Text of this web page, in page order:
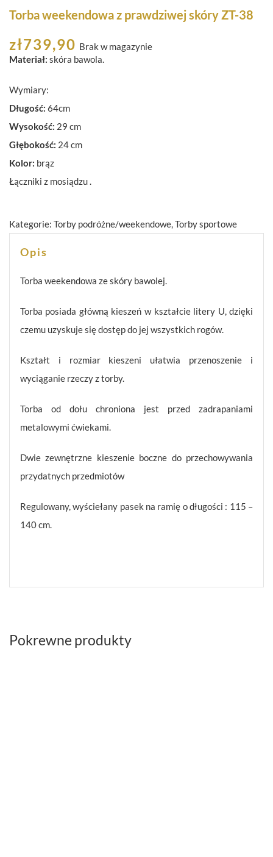
Torba weekendowa z prawdziwej skóry ZT-38
zł739,90 Brak w magazynie
Materiał: skóra bawola.
Wymiary:
Długość: 64cm
Wysokość: 29 cm
Głębokość: 24 cm
Kolor: brąz
Łączniki z mosiądzu .
Kategorie: Torby podróżne/weekendowe,Torby sportowe
Opis
Torba weekendowa ze skóry bawolej.
Torba posiada główną kieszeń w kształcie litery U, dzięki
czemu uzyskuje się dostęp do jej wszystkich rogów.
Kształt i rozmiar kieszeni ułatwia przenoszenie i
wyciąganie rzeczy z torby.
Torba od dołu chroniona jest przed zadrapaniami
metalowymi ćwiekami.
Dwie zewnętrzne kieszenie boczne do przechowywania
przydatnych przedmiotów
Regulowany, wyściełany pasek na ramię o długości : 115 –
140 cm.
Pokrewne produkty